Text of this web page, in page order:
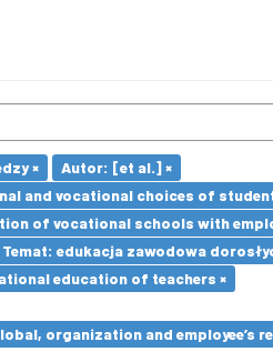
×
Autor: [et al.] ×
and vocational choices of
of vocational schools with
Temat: edukacja zawodowa
education of teachers ×
organization and employee’s